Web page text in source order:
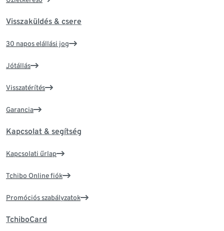
Visszaküldés & csere
30 napos elállási jog
Jótállás
Visszatérítés
Garancia
Kapcsolat & segítség
Kapcsolati űrlap
Tchibo Online fiók
Promóciós szabályzatok
TchiboCard